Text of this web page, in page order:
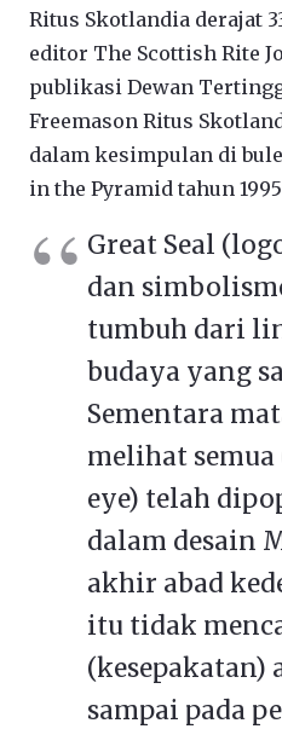
Ritus Skotlandia derajat
editor The Scottish Rite
publikasi Dewan
Freemason Ritus
dalam kesimpulan di
in the Pyramid tahun
Great Seal
dan
tumbuh dari
budaya yang
Sementara
melihat
eye) telah
dalam desain
akhir abad
itu tidak
(kesepakatan)
sampai pada